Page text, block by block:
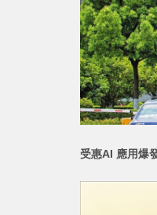
受惠AI 應用爆